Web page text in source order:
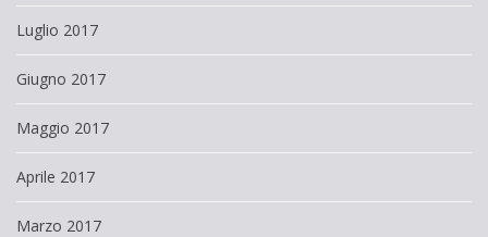
Luglio 2017
Giugno 2017
Maggio 2017
Aprile 2017
Marzo 2017